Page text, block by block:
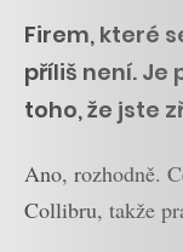
Firem, které
příliš není. Je
toho, že jste
Ano, rozhodně.
Collibru, takže